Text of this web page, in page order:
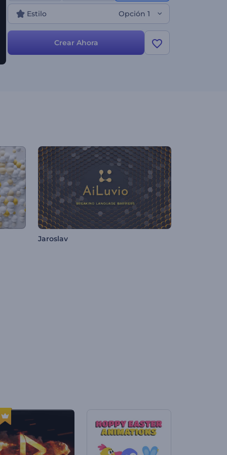
televisión, apertura de presentaciones y muchas
opciones más ¡Comienza a crear ahora y mejora el
nivel de tu marca!
Estilo Opción 1
Crear Ahora
Jaroslav